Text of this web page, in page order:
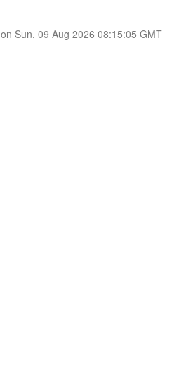
on Sun, 09 Aug 2026 08:15:05 GMT